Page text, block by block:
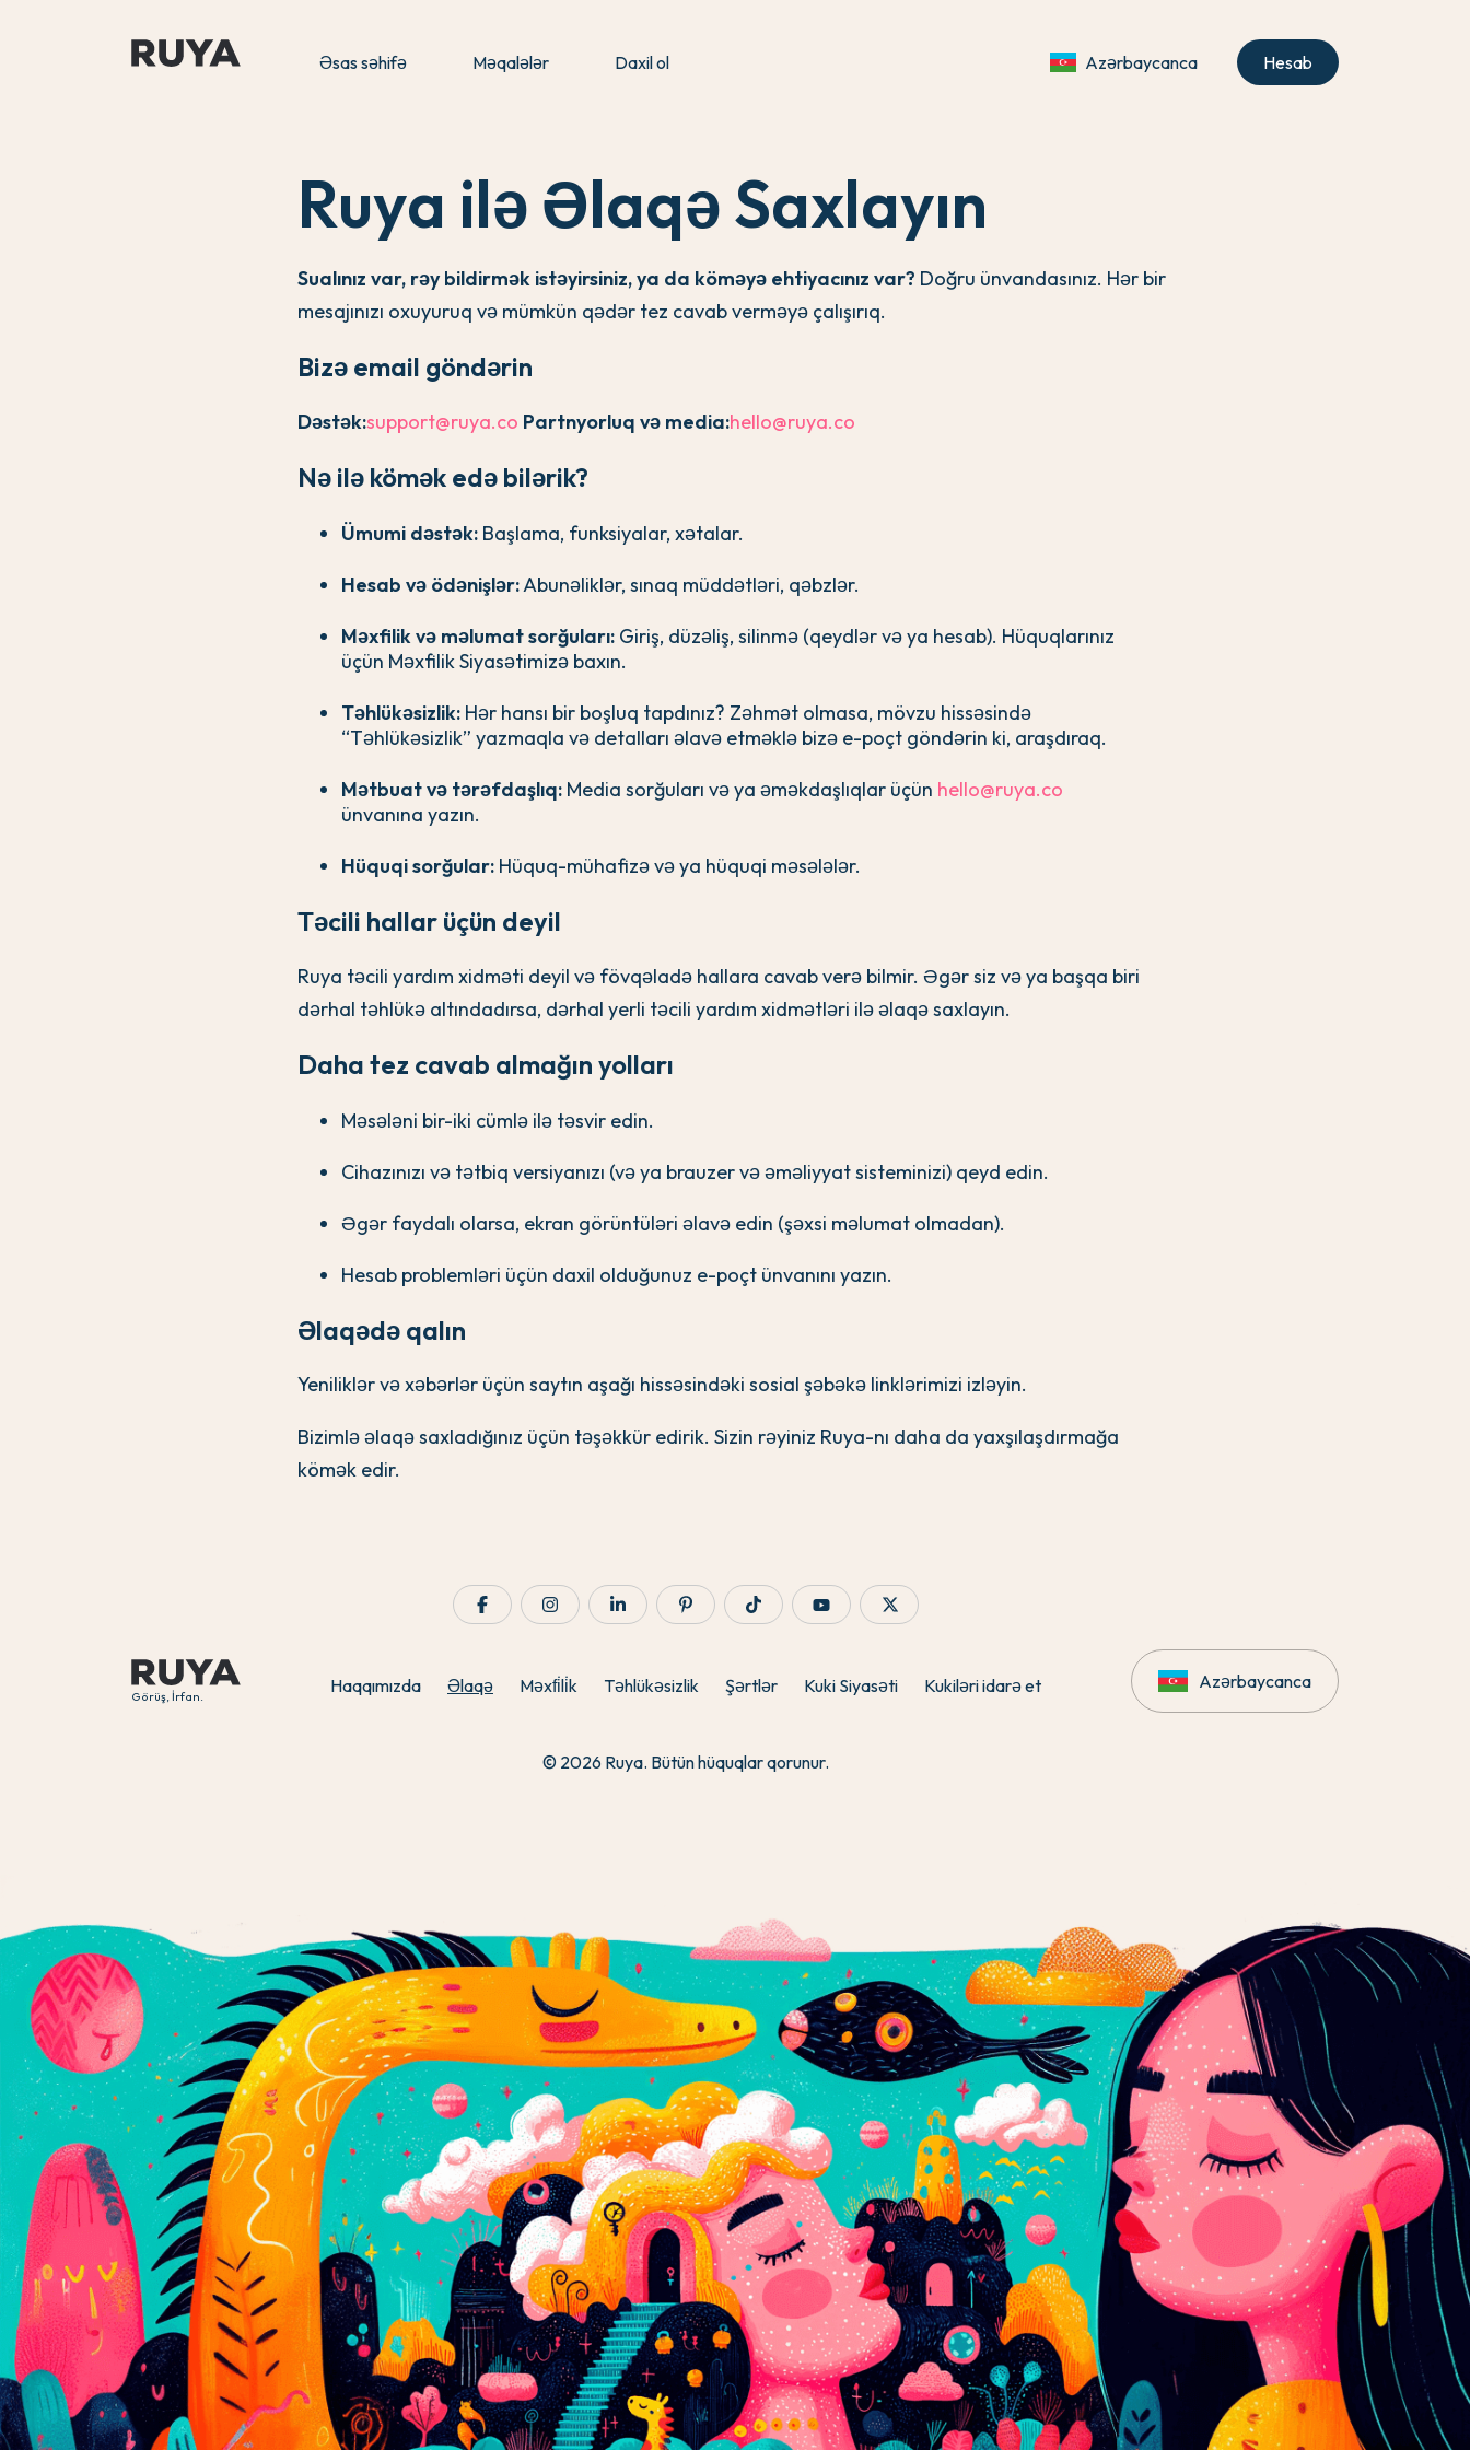
Əsas səhifə Məqalələr Daxil ol Azərbaycanca Hesab
Ruya ilə Əlaqə Saxlayın
Sualınız var, rəy bildirmək istəyirsiniz, ya da köməyə ehtiyacınız var? Doğru ünvandasınız. Hər bir
mesajınızı oxuyuruq və mümkün qədər tez cavab verməyə çalışırıq.
Bizə email göndərin
Dəstək:support@ruya.co Partnyorluq və media:hello@ruya.co
Nə ilə kömək edə bilərik?
Ümumi dəstək: Başlama, funksiyalar, xətalar.
Hesab və ödənişlər:Abunəliklər, sınaq müddətləri, qəbzlər.
Məxfilik və məlumat sorğuları: Giriş, düzəliş, silinmə (qeydlər və ya hesab). Hüquqlarınız
üçün Məxfilik Siyasətimizə baxın.
Təhlükəsizlik: Hər hansı bir boşluq tapdınız? Zəhmət olmasa, mövzu hissəsində
“Təhlükəsizlik” yazmaqla və detalları əlavə etməklə bizə e-poçt göndərin ki, araşdıraq.
Mətbuat və tərəfdaşlıq: Media sorğuları və ya əməkdaşlıqlar üçün hello@ruya.co
ünvanına yazın.
Hüquqi sorğular: Hüquq-mühafizə və ya hüquqi məsələlər.
Təcili hallar üçün deyil
Ruya təcili yardım xidməti deyil və fövqəladə hallara cavab verə bilmir. Əgər siz və ya başqa biri
dərhal təhlükə altındadırsa, dərhal yerli təcili yardım xidmətləri ilə əlaqə saxlayın.
Daha tez cavab almağın yolları
Məsələni bir-iki cümlə ilə təsvir edin.
Cihazınızı və tətbiq versiyanızı (və ya brauzer və əməliyyat sisteminizi) qeyd edin.
Əgər faydalı olarsa, ekran görüntüləri əlavə edin (şəxsi məlumat olmadan).
Hesab problemləri üçün daxil olduğunuz e-poçt ünvanını yazın.
Əlaqədə qalın
Yeniliklər və xəbərlər üçün saytın aşağı hissəsindəki sosial şəbəkə linklərimizi izləyin.
Bizimlə əlaqə saxladığınız üçün təşəkkür edirik. Sizin rəyiniz Ruya-nı daha da yaxşılaşdırmağa
kömək edir.
Görüş, İrfan. Haqqımızda Əlaqə Məxfi̇li̇k Təhlükəsizlik Şərtlər Kuki Siyasəti Kukiləri idarə et
© 2026 Ruya. Bütün hüquqlar qorunur.
Azərbaycanca